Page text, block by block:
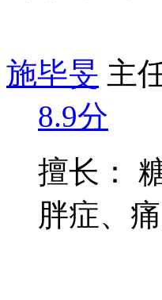
施毕旻 主
8.9分
擅长：
胖症、